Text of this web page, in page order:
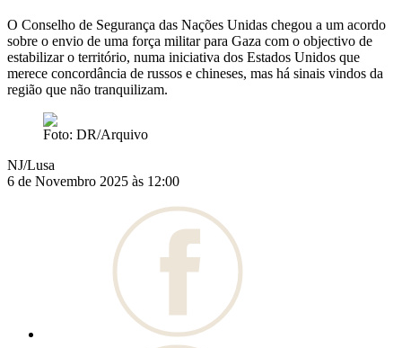
O Conselho de Segurança das Nações Unidas chegou a um acordo
sobre o envio de uma força militar para Gaza com o objectivo de
estabilizar o território, numa iniciativa dos Estados Unidos que
merece concordância de russos e chineses, mas há sinais vindos da
região que não tranquilizam.
Foto: DR/Arquivo
NJ/Lusa
6 de Novembro 2025 às 12:00